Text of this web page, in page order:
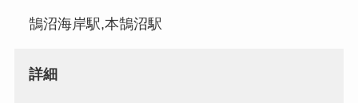
鵠沼海岸駅,本鵠沼駅
詳細